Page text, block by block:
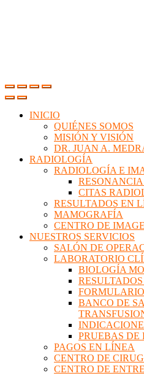
INICIO
QUIÉNES SOMOS
MISIÓN Y VISIÓN
DR. JUAN A.
RADIOLOGÍA
RADIOLOGÍA E
CITAS
RESULTADOS EN
MAMOGRAFÍA
CENTRO DE
NUESTROS SERVICIOS
SALÓN DE
LABORATORIO
BIOLOGÍA
BANCO DE
PRUEBAS DE
PAGOS EN LÍNEA
CENTRO DE
CENTRO DE